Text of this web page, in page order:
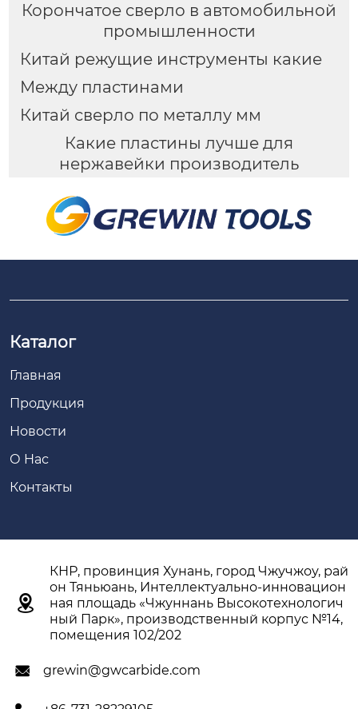
Корончатое сверло в автомобильной
промышленности
Китай режущие инструменты какие
Между пластинами
Китай сверло по металлу мм
Какие пластины лучше для
нержавейки производитель
Каталог
Главная
Продукция
Новости
О Hас
Контакты

КНР, провинция Хунань, город Чжучжоу, рай
он Тяньюань, Интеллектуально-инновацион
ная площадь «Чжуннань Высокотехнологич
ный Парк», производственный корпус №14,
помещения 102/202
 grewin@gwcarbide.com